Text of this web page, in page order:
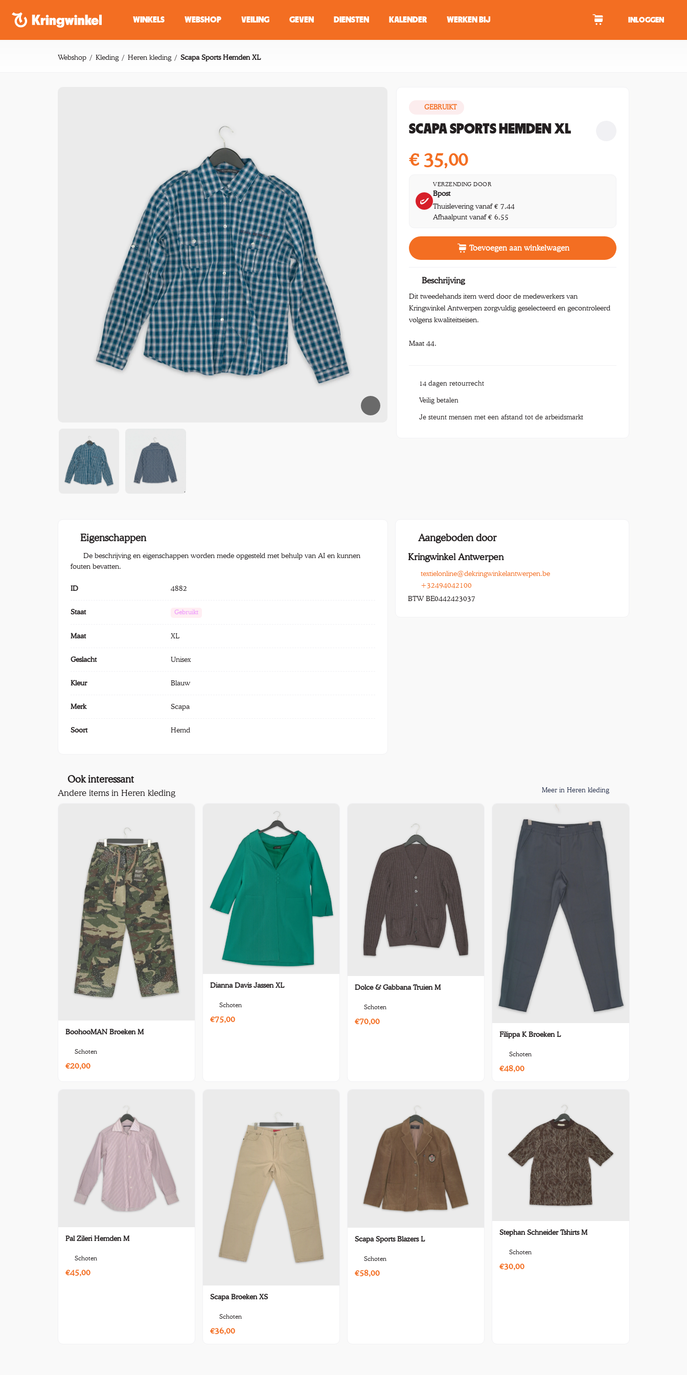
WINKELS
WEBSHOP VEILING GEVEN DIENSTEN KALENDER WERKEN BIJ INLOGGEN
Webshop Kleding Heren kleding Scapa Sports Hemden XL
GEBRUIKT
SCAPA SPORTS HEMDEN XL
€ 35,00
VERZENDING DOOR
Bpost
Thuislevering vanaf € 7,44
Afhaalpunt vanaf € 6,55
Toevoegen aan winkelwagen
Beschrijving
Dit tweedehands item werd door de medewerkers van
Kringwinkel Antwerpen zorgvuldig geselecteerd en gecontroleerd
volgens kwaliteitseisen.
Maat 44.
14 dagen retourrecht
Veilig betalen
Je steunt mensen met een afstand tot de arbeidsmarkt
Eigenschappen
De beschrijving en eigenschappen worden mede opgesteld met behulp van AI en kunnen
fouten bevatten.
ID 4882
Staat Gebruikt
Maat XL
Geslacht Unisex
Kleur Blauw
Merk Scapa
Soort Hemd
Aangeboden door
Kringwinkel Antwerpen
textielonline@dekringwinkelantwerpen.be
+32494042100
BTW BE0442423037
Ook interessant
Andere items in Heren kleding Meer in Heren kleding
BoohooMAN Broeken M
Schoten
€20,00
Dianna Davis Jassen XL
Schoten
€75,00
Dolce & Gabbana Truien M
Schoten
€70,00
Filippa K Broeken L
Schoten
€48,00
Pal Zileri Hemden M
Schoten
€45,00
Scapa Broeken XS
Schoten
€36,00
Scapa Sports Blazers L
Schoten
€58,00
Stephan Schneider Tshirts M
Schoten
€30,00